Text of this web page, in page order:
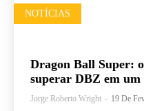
NOTÍCIAS
Dragon Ball Super:
superar DBZ em um
Jorge Roberto Wright - 19 De